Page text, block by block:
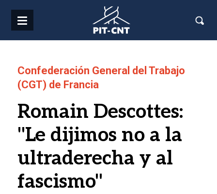
Confederación General del Trabajo
(CGT) de Francia
Romain Descottes:
"Le dijimos no a la
ultraderecha y al
fascismo"